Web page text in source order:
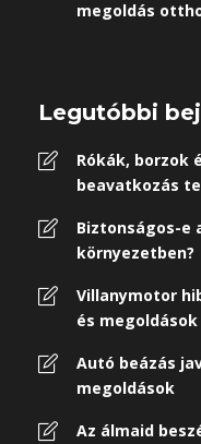
megoldás
Legutóbbi
Rókák, borzok
beavatkozás
Biztonságos-e
környezetben?
Villanymotor
és megoldások
Autó beázás
megoldások
Az álmaid